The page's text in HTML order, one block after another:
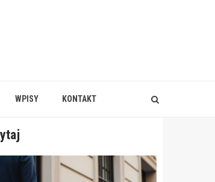
WPISY KONTAKT